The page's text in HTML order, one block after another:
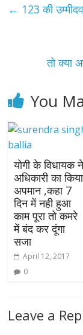
← 123 की
तो क्या
You
योगी के विधायक
अधिकारी का किया
अपमान ,कहा 7
दिन में नही हुआ
काम पूरा तो कमरे
में बंद कर दूंगा
सजा
April 12, 2017
0
Leave a